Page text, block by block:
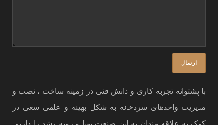
با پشتوانه تجربه کاری و دانش فنی در زمینه ساخت ، نصب و
مدیریت واحدهای سردخانه به شکل بهینه و علمی سعی در
کمک به علاقه مندان به این صنعت پویا و روبه رشد را داریم.